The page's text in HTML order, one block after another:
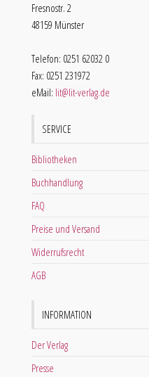
Fresnostr. 2
48159 Münster
Telefon: 0251 62032 0
Fax: 0251 231972
eMail: lit@lit-verlag.de
SERVICE
Bibliotheken
Buchhandlung
FAQ
Preise und Versand
Widerrufsrecht
AGB
INFORMATION
Der Verlag
Presse